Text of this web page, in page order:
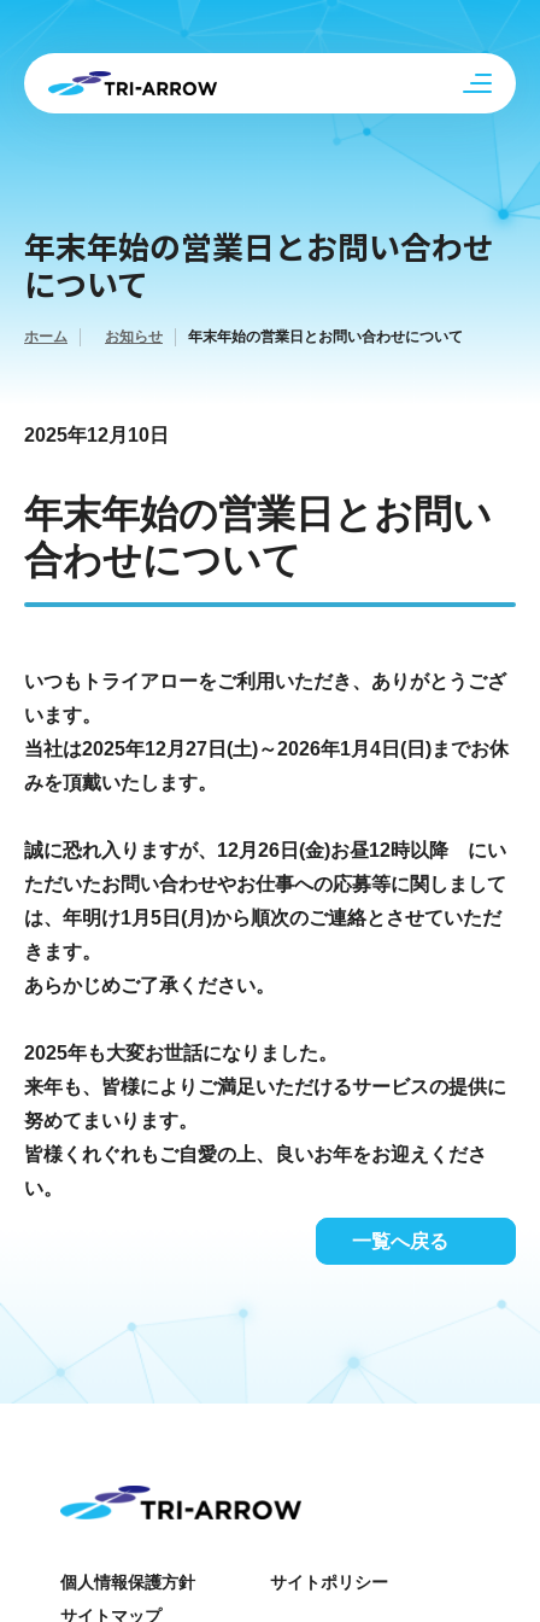
年末年始の営業日とお問い合わせ
について
ホーム お知らせ 年末年始の営業日とお問い合わせについて
2025年12月10日
年末年始の営業日とお問い
合わせについて
いつもトライアローをご利用いただき、ありがとうござ
います。
当社は2025年12月27日(土)～2026年1月4日(日)までお休
みを頂戴いたします。
誠に恐れ入りますが、12月26日(金)お昼12時以降 にい
ただいたお問い合わせやお仕事への応募等に関しまして
は、年明け1月5日(月)から順次のご連絡とさせていただ
きます。
あらかじめご了承ください。
2025年も大変お世話になりました。
来年も、皆様によりご満足いただけるサービスの提供に
努めてまいります。
皆様くれぐれもご自愛の上、良いお年をお迎えくださ
い。
一覧へ戻る
個人情報保護方針
サイトポリシー
サイトマップ